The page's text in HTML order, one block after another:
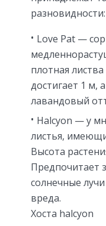
разновидности:
Love Pat —
плотная
достигает 1 м,
лавандовый
Halcyon — у
листья,
Высота
Предпочитает
солнечные
вреда.
Хоста halcyon